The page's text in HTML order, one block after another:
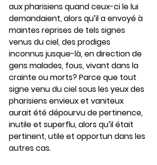
aux pharisiens quand ceux-ci le lui
demandaient, alors qu’il a envoyé à
maintes reprises de tels signes
venus du ciel, des prodiges
inconnus jusque-là, en direction de
gens malades, fous, vivant dans la
crainte ou morts? Parce que tout
signe venu du ciel sous les yeux des
pharisiens envieux et vaniteux
aurait été dépourvu de pertinence,
inutile et superflu, alors qu’il était
pertinent, utile et opportun dans les
autres cas.